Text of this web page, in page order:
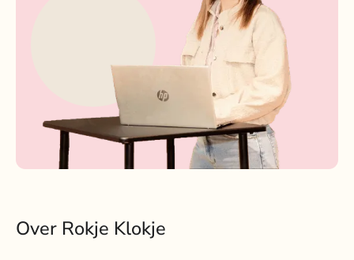
Over Rokje Klokje